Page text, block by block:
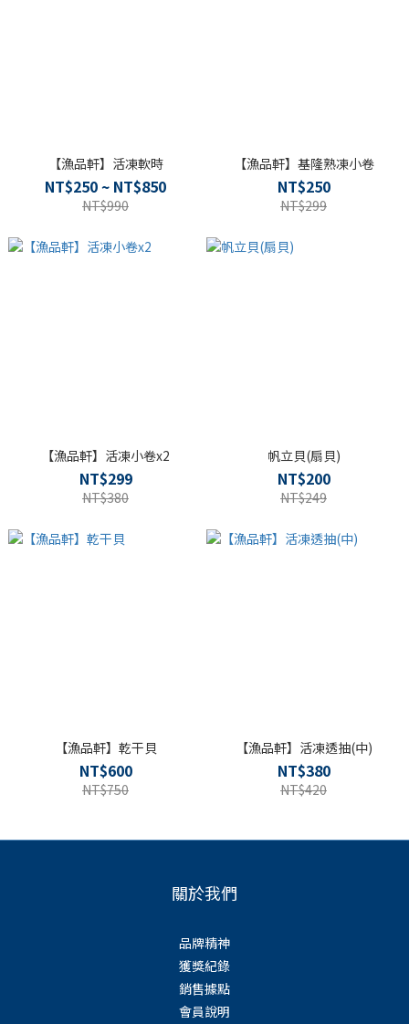
【漁品軒】活凍軟時
NT$250 ~ NT$850
NT$990
【漁品軒】基隆熟凍小卷
NT$250
NT$299
【漁品軒】活凍小卷x2
NT$299
NT$380
帆立貝(扇貝)
NT$200
NT$249
【漁品軒】乾干貝
NT$600
NT$750
【漁品軒】活凍透抽(中)
NT$380
NT$420
關於我們
品牌精神
獲獎紀錄
銷售據點
會員說明